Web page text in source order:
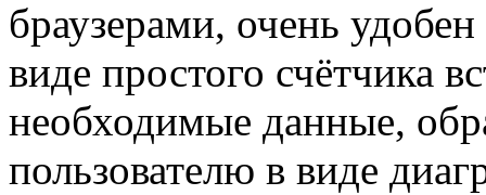
браузерами, очень
виде простого счётчика
необходимые данные,
пользователю в виде